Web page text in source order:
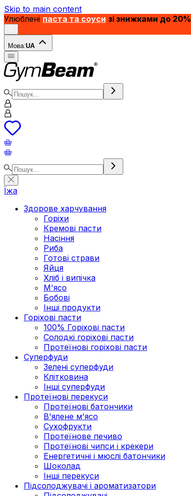
Skip to main content
Улюблені паста та соуси зі знижками до 20%
Мова:UA
Їжа
Здорове харчування
Горіхи
Кремові пасти
Насіння
Риба
Готові страви
Яйця
Хліб і випічка
М'ясо
Бобові
Інші продукти
Горіхові пасти
100% Горіхові пасти
Солодкі горіхові пасти
Протеїнові горіхові пасти
Суперфуди
Зелені суперфуди
Клітковина
Інші суперфуди
Протеїнові перекуси
Протеїнові батончики
В'ялене м'ясо
Сухофрукти
Протеїнове печиво
Протеїнові чипси і крекери
Енергетичні і мюслі батончики
Шоколад
Інші перекуси
Підсолоджувачі і ароматизатори